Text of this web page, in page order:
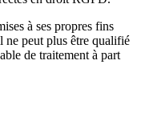
à ses propres fins
ne peut plus être qualifié
de traitement à part